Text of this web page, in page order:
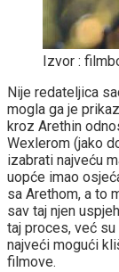
Izvor :
Nije redateljica
mogla ga je
kroz Arethin
Wexlerom (jako
izabrati najveću
uopće imao
sa Arethom, a to
sav taj njen
taj proces, već
najveći mogući
filmove.